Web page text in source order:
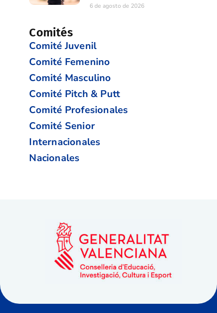
6 de agosto de 2026
Comités
Comité Juvenil
Comité Femenino
Comité Masculino
Comité Pitch & Putt
Comité Profesionales
Comité Senior
Internacionales
Nacionales